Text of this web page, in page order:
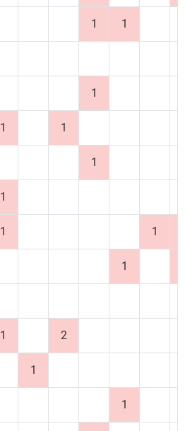
1 1
1
1 1
1
1
1 1
1
1 2
1
1